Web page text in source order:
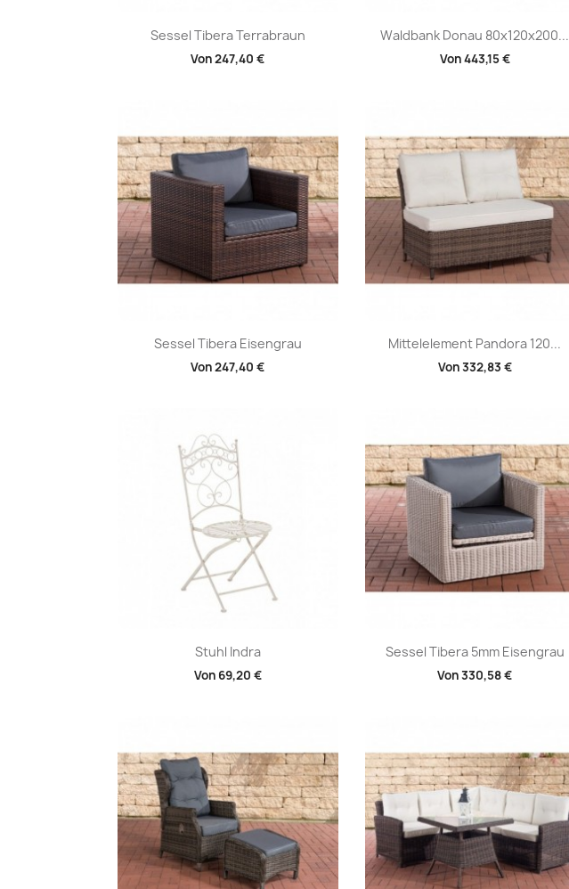
Sessel Tibera Terrabraun
Von247,40 €
Vorschau Waldbank Donau 80x120x200...
Von443,15 €
Vorschau
Sessel Tibera Eisengrau
Von247,40 €
Vorschau Mittelelement Pandora 120...
Von332,83 €
Vorschau
Stuhl Indra
Von 69,20 €
Vorschau Sessel Tibera 5mm Eisengrau
Von330,58 €
Vorschau